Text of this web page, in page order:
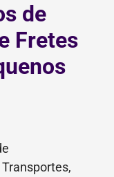
de
Fretes